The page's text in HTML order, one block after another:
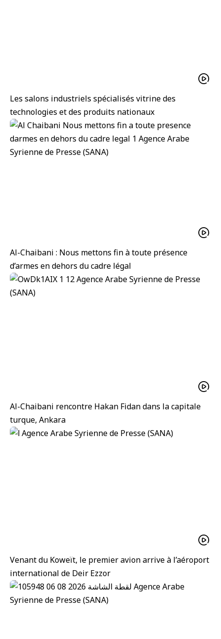
Les salons industriels spécialisés vitrine des
technologies et des produits nationaux
Al-Chaibani : Nous mettons fin à toute présence
d’armes en dehors du cadre légal
Al-Chaibani rencontre Hakan Fidan dans la capitale
turque, Ankara
Venant du Koweït, le premier avion arrive à l’aéroport
international de Deir Ezzor